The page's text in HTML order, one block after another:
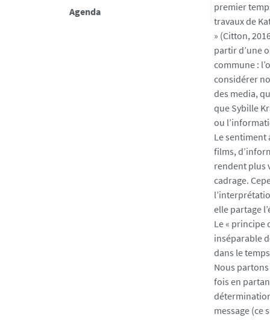
Agenda
premier
travaux de
» (Citton,
partir d’une
commune :
considérer
des media,
que Sybille
ou
Le sentiment
films,
rendent plus
cadrage.
elle partage
Le « principe
inséparable
dans le
Nous
fois en
message (ce